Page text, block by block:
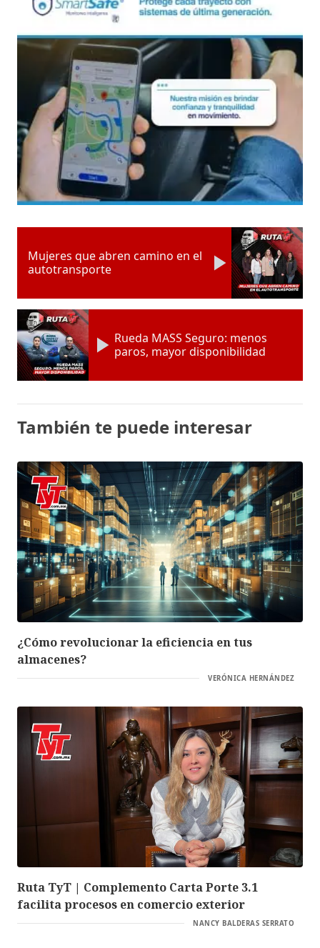
Mujeres que abren camino en el
autotransporte
Rueda MASS Seguro: menos
paros, mayor disponibilidad
También te puede interesar
¿Cómo revolucionar la eficiencia en tus
almacenes?
VERÓNICA HERNÁNDEZ
Ruta TyT | Complemento Carta Porte 3.1
facilita procesos en comercio exterior
NANCY BALDERAS SERRATO